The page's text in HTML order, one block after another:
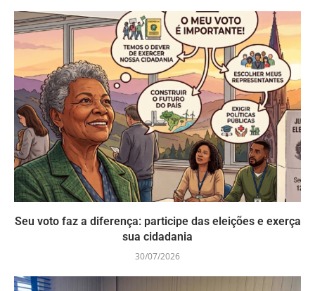
Seu voto faz a diferença: participe das eleições e exerça
sua cidadania
30/07/2026